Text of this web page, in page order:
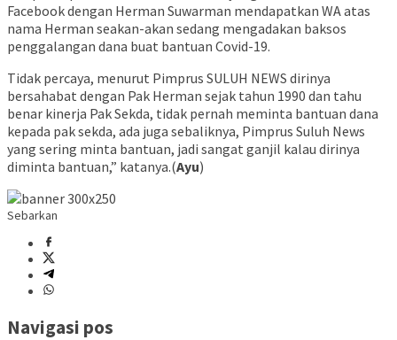
Facebook dengan Herman Suwarman mendapatkan WA atas
nama Herman seakan-akan sedang mengadakan baksos
penggalangan dana buat bantuan Covid-19.
Tidak percaya, menurut Pimprus SULUH NEWS dirinya
bersahabat dengan Pak Herman sejak tahun 1990 dan tahu
benar kinerja Pak Sekda, tidak pernah meminta bantuan dana
kepada pak sekda, ada juga sebaliknya, Pimprus Suluh News
yang sering minta bantuan, jadi sangat ganjil kalau dirinya
diminta bantuan,” katanya.(Ayu)
Sebarkan
Navigasi pos